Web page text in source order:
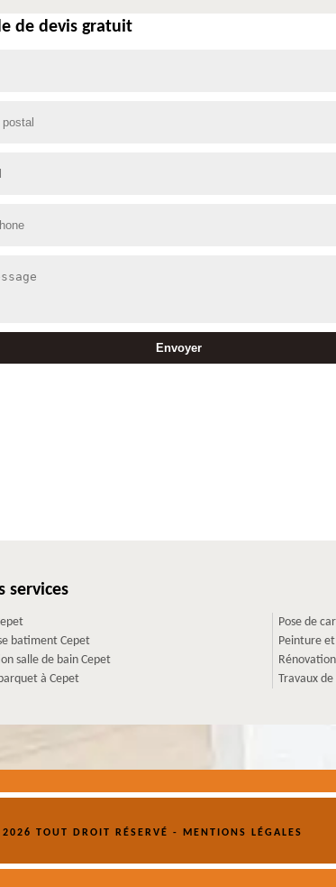
de devis gratuit
services
batiment Cepet
salle de bain Cepet
à Cepet
Pose de
Peinture
Travaux
TOUT DROIT RÉSERVÉ - MENTIONS LÉGALES